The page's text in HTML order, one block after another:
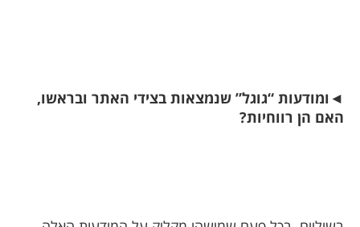
◄ ומודעות “גוגל” שנמצאות בצידי האתר ובראשו,
האם הן רווחיות?